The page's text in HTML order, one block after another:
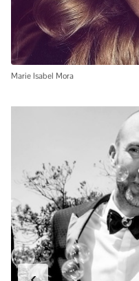
Marie Isabel Mora